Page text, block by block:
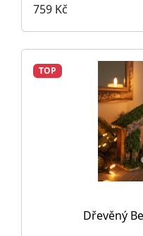
759 Kč
TOP
Dřevěný